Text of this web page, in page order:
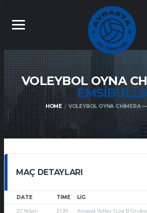
VOLEYBOL OYNA
EMSIBULLS
HOME VOLEYBOL OYNA CHIMERA
MAÇ DETAYLARI
DATE TIME LIG
27 Nisan
21:30
Avrasya Volley 1.Lig B